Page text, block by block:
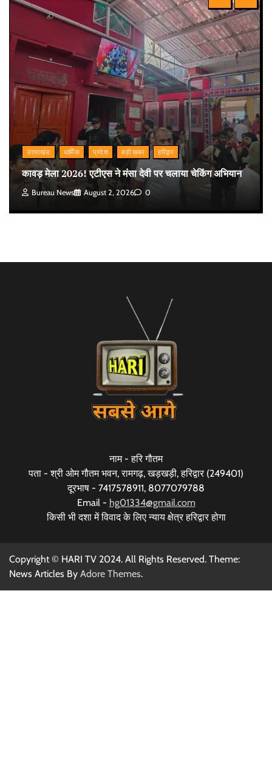
उत्तराखंड धार्मिक प्रदेश बड़ी खबर हरिद्वार
कावड़ मेला 2026! एटीएस ने मंसा देवी पर चलाया चेकिंग अभियान
Bureau News August 2, 2026 0
नाम - हरि गौतम
पता - श्री ओम गौतम भवन, रामगढ़, खड़खड़ी, हरिद्वार (249401)
दूरभाष - 7417578911, 8077079788
Email - hg01334@gmail.com
किसी भी दशा में विवाद के लिए न्याय क्षेत्र हरिद्वार होगा
Copyright © HARI TV 2024. All Rights Reserved. Theme:
News Articles By Adore Themes.